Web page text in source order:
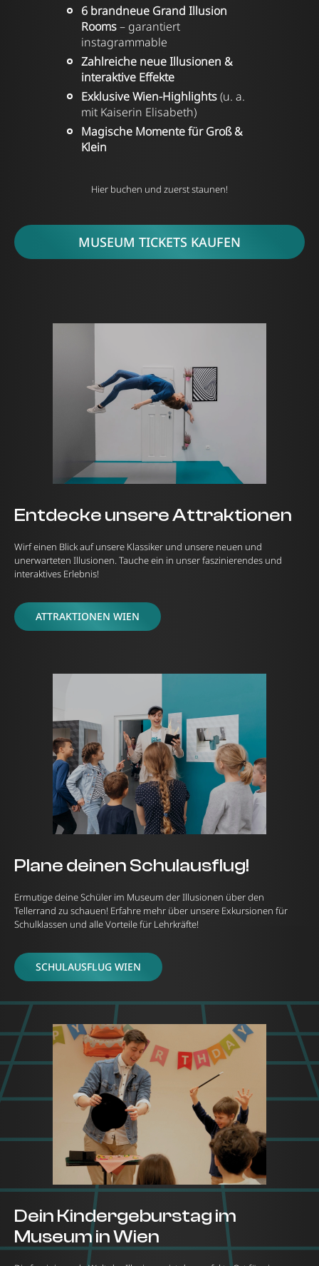
6 brandneue Grand Illusion
Rooms– garantiert
instagrammable
Zahlreiche neue Illusionen &
interaktive Effekte
Exklusive Wien-Highlights(u. a.
mit Kaiserin Elisabeth)
Magische Momente für Groß &
Klein
Hier buchen und zuerst staunen!
MUSEUM TICKETS KAUFEN
Entdecke unsere Attraktionen
Wirf einen Blick auf unsere Klassiker und unsere neuen und
unerwarteten Illusionen. Tauche ein in unser faszinierendes und
interaktives Erlebnis!
ATTRAKTIONEN WIEN
Plane deinen Schulausflug!
Ermutige deine Schüler im Museum der Illusionen über den
Tellerrand zu schauen! Erfahre mehr über unsere Exkursionen für
Schulklassen und alle Vorteile für Lehrkräfte!
SCHULAUSFLUG WIEN
Dein Kindergeburstag im
Museum in Wien